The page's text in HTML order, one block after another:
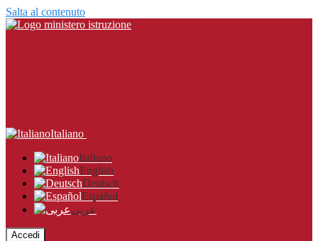
Salta al contenuto
Italiano
Italiano
English
Deutsch
Español
عربى
Accedi